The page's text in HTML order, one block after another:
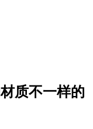
质不一样的